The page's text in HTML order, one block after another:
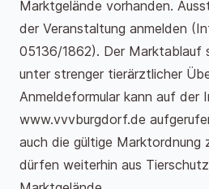
Marktgelände vorhanden.
der Veranstaltung anmelden
05136/1862). Der
unter strenger tierärztlicher
Anmeldeformular kann auf der
www.vvvburgdorf.de
auch die gültige Marktordnung
dürfen weiterhin aus